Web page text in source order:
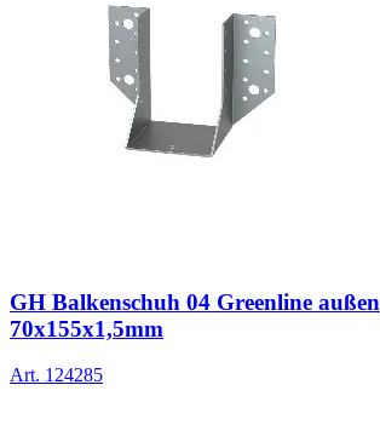
GH Balkenschuh 04 Greenline außen
70x155x1,5mm
Art. 124285